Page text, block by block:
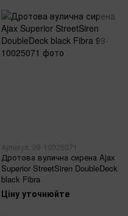
Артикул: 99-10025071
Дротова вулична сирена Ajax
Superior StreetSiren DoubleDeck
black Fibra
Ціну уточнюйте